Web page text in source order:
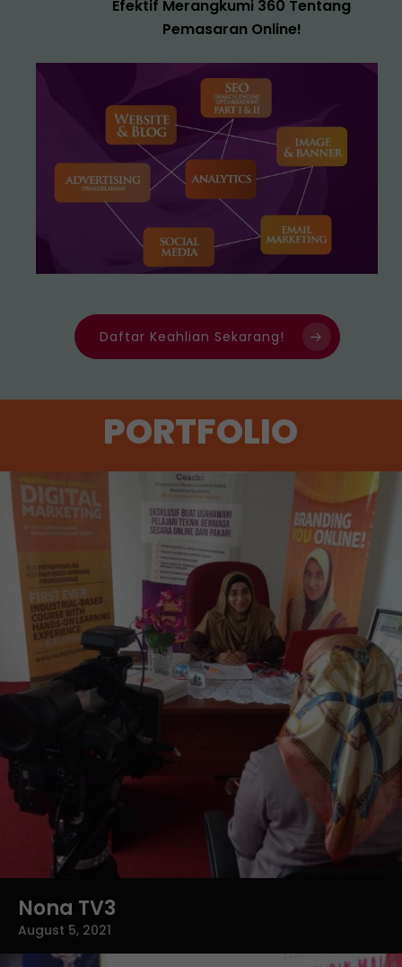
Efektif Merangkumi 360 Tentang
Pemasaran Online!
Daftar Keahlian Sekarang!
PORTFOLIO
Nona TV3
August 5, 2021